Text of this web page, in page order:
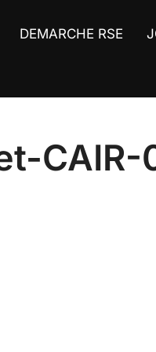
DEMARCHE RSE
CAIR-